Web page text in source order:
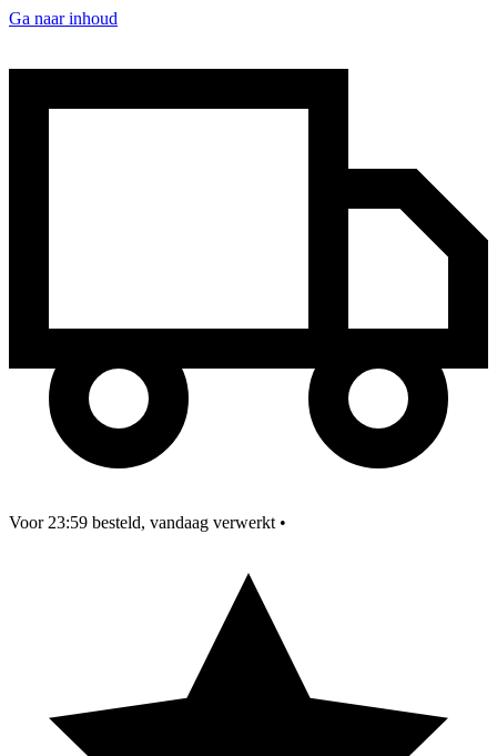
Ga naar inhoud
Voor 23:59 besteld, vandaag verwerkt •